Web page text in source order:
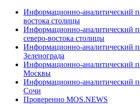
Информационно-аналитический
востока столицы
Информационно-аналитический
северо-востока столицы
Информационно-аналитический
Зеленограда
Информационно-аналитический
Москвы
Информационно-аналитический
Сочи
Проверенно MOS.NEWS